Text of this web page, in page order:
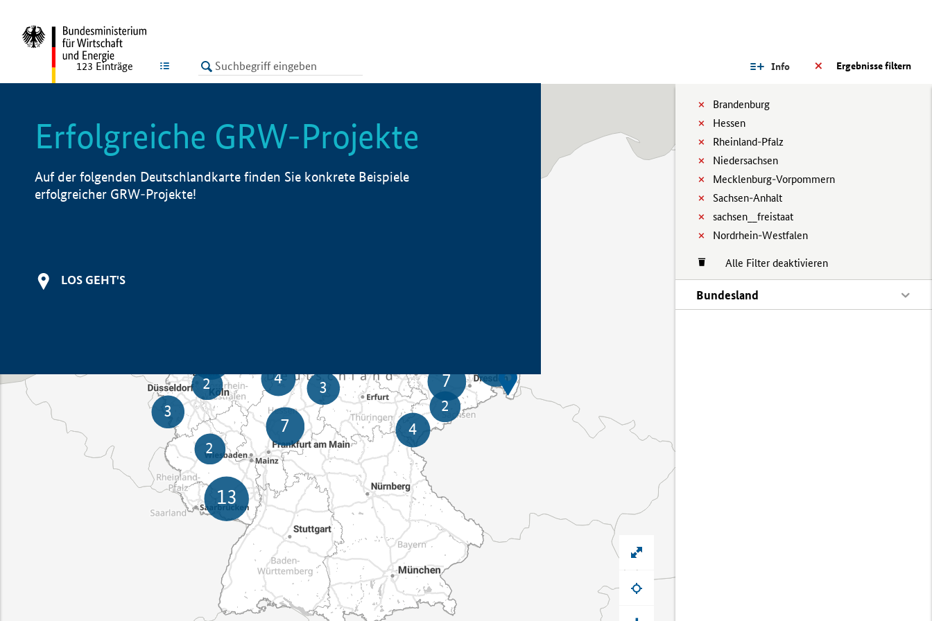
LISTE Ergebnisse filtern
Info
Brandenburg
Hessen
Rheinland-Pfalz
Niedersachsen
Mecklenburg-Vorpommern
Sachsen-Anhalt
sachsen__freistaat
Nordrhein-Westfalen
Alle Filter deaktivieren
Bundesland
123 Einträge
Erfolgreiche GRW-Projekte
Auf der folgenden Deutschlandkarte finden Sie konkrete Beispiele
erfolgreicher GRW-Projekte!
LOS GEHT'S